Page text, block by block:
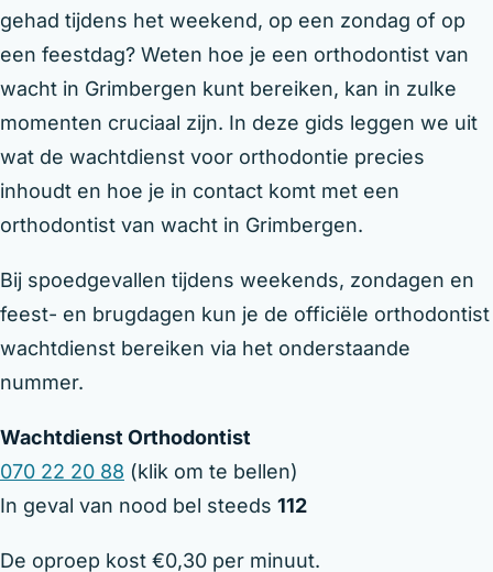
gehad tijdens het weekend, op een zondag of op
een feestdag? Weten hoe je een orthodontist van
wacht in Grimbergen kunt bereiken, kan in zulke
momenten cruciaal zijn. In deze gids leggen we uit
wat de wachtdienst voor orthodontie precies
inhoudt en hoe je in contact komt met een
orthodontist van wacht in Grimbergen.
Bij spoedgevallen tijdens weekends, zondagen en
feest- en brugdagen kun je de officiële orthodontist
wachtdienst bereiken via het onderstaande
nummer.
Wachtdienst Orthodontist
070 22 20 88 (klik om te bellen)
In geval van nood bel steeds 112
De oproep kost €0,30 per minuut.